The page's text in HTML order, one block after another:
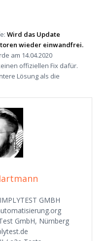
Wird das Update
wieder einwandfrei.
am 14.04.2020
offiziellen Fix dafür.
Lösung als die
GMBH
GmbH, Nürnberg